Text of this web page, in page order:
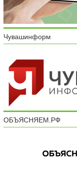
Чувашинформ
ОБЪЯСНЯЕМ.РФ